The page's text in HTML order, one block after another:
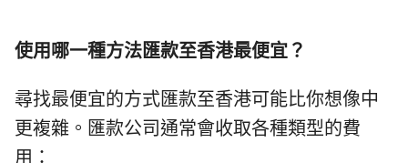
使用哪一種方法匯款至香港最便宜？
尋找最便宜的方式匯款至香港可能比你想像中
更複雜。匯款公司通常會收取各種類型的費
用：